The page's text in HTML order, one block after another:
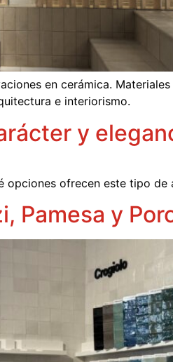
en cerámica.
e interiorismo.
y
opciones ofrecen este tipo de
Pamesa y